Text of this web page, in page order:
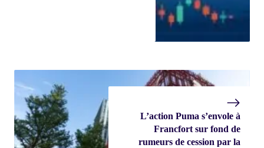
L’action Puma s’envole à
Francfort sur fond de
rumeurs de cession par la